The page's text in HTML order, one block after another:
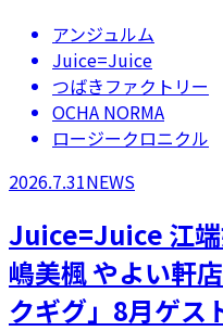
アンジュルム
Juice=Juice
つばきファクトリー
OCHA NORMA
ロージークロニクル
2026.7.31NEWS
Juice=Juice 江端
嶋美楓 やよい軒
クギグ」8月ゲス